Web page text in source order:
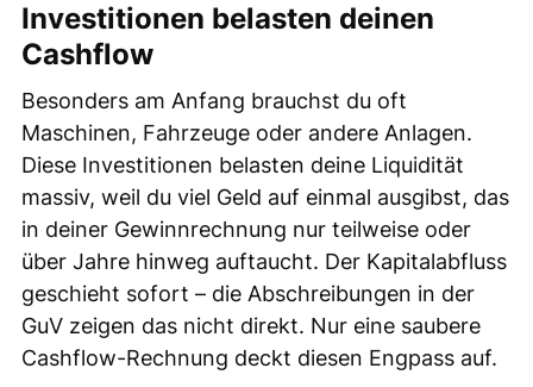
Investitionen belasten deinen
Cashflow
Besonders am Anfang brauchst du oft
Maschinen, Fahrzeuge oder andere Anlagen.
Diese Investitionen belasten deine Liquidität
massiv, weil du viel Geld auf einmal ausgibst, das
in deiner Gewinnrechnung nur teilweise oder
über Jahre hinweg auftaucht. Der Kapitalabfluss
geschieht sofort – die Abschreibungen in der
GuV zeigen das nicht direkt. Nur eine saubere
Cashflow-Rechnung deckt diesen Engpass auf.